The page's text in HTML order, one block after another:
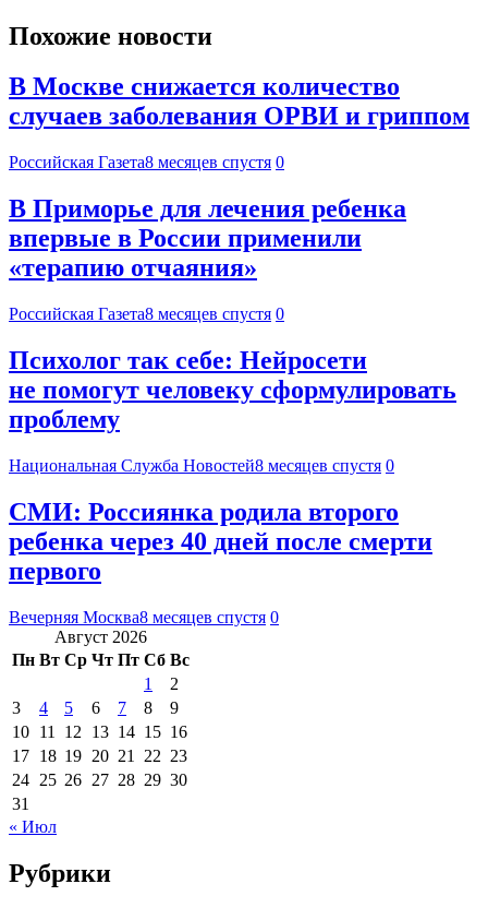
Похожие новости
В Москве снижается количество
случаев заболевания ОРВИ и гриппом
Российская Газета8 месяцев спустя 0
В Приморье для лечения ребенка
впервые в России применили
«терапию отчаяния»
Российская Газета8 месяцев спустя 0
Психолог так себе: Нейросети
не помогут человеку сформулировать
проблему
Национальная Служба Новостей8 месяцев спустя 0
СМИ: Россиянка родила второго
ребенка через 40 дней после смерти
первого
Вечерняя Москва8 месяцев спустя 0
Август 2026
Пн Вт Ср Чт Пт Сб Вс
1
2
3
4 5 6 7 8
9
10 11 12 13 14 15 16
17 18 19 20 21 22 23
24 25 26 27 28 29 30
31
« Июл
Рубрики